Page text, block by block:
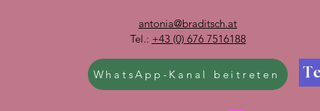
antonia@braditsch.at
Tel.: +43 (0) 676 7516188
WhatsApp-Kanal beitreten